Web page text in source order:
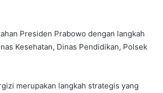
Presiden Prabowo dengan langkah
Kesehatan, Dinas Pendidikan, Polsek
merupakan langkah strategis yang